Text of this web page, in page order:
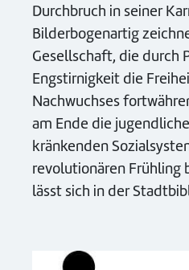
Durchbruch in seiner
Bilderbogenartig
Gesellschaft, die durch
Engstirnigkeit die
Nachwuchses
am Ende die
kränkenden
revolutionären Frühling
lässt sich in der